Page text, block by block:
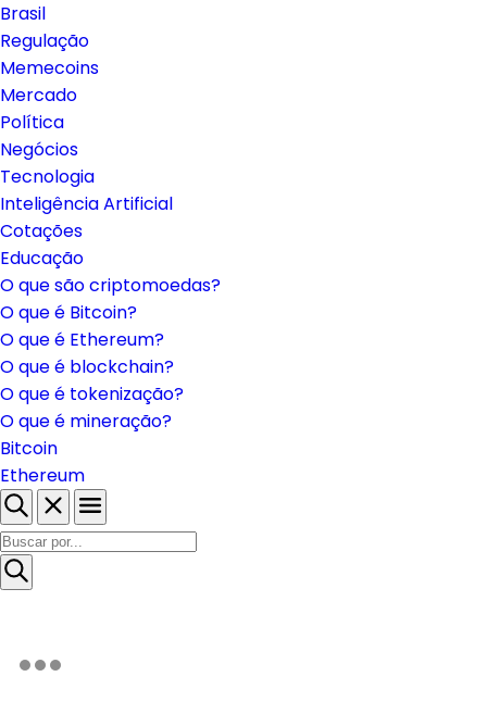
Brasil
Regulação
Memecoins
Mercado
Política
Negócios
Tecnologia
Inteligência Artificial
Cotações
Educação
O que são criptomoedas?
O que é Bitcoin?
O que é Ethereum?
O que é blockchain?
O que é tokenização?
O que é mineração?
Bitcoin
Ethereum